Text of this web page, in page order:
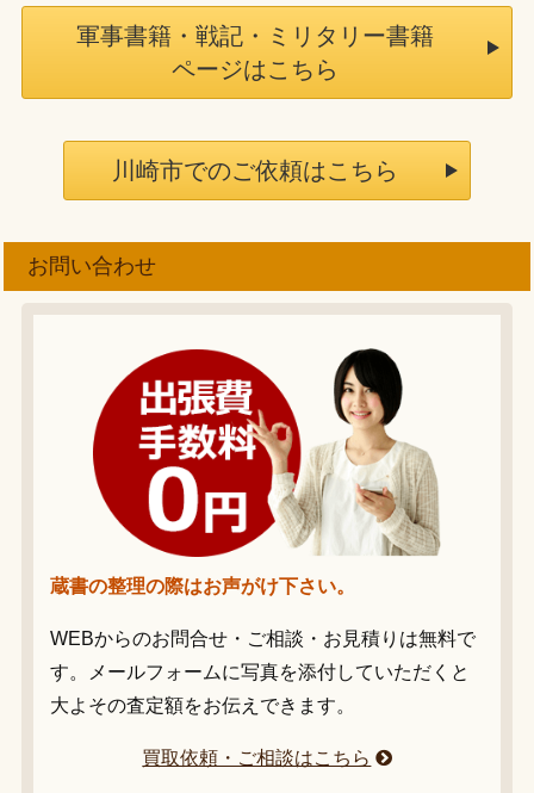
軍事書籍・戦記・ミリタリー書籍
ページはこちら
川崎市でのご依頼はこちら
お問い合わせ
蔵書の整理の際はお声がけ下さい。
WEBからのお問合せ・ご相談・お見積りは無料で
す。メールフォームに写真を添付していただくと
大よその査定額をお伝えできます。
買取依頼・ご相談はこちら